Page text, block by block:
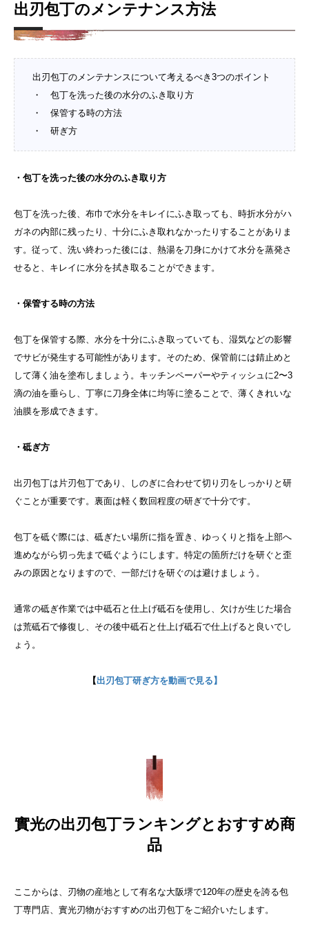
出刃包丁のメンテナンス方法
出刃包丁のメンテナンスについて考えるべき3つのポイント
・ 包丁を洗った後の水分のふき取り方
・ 保管する時の方法
・ 研ぎ方
・包丁を洗った後の水分のふき取り方
包丁を洗った後、布巾で水分をキレイにふき取っても、時折水分がハ
ガネの内部に残ったり、十分にふき取れなかったりすることがありま
す。従って、洗い終わった後には、熱湯を刀身にかけて水分を蒸発さ
せると、キレイに水分を拭き取ることができます。
・保管する時の方法
包丁を保管する際、水分を十分にふき取っていても、湿気などの影響
でサビが発生する可能性があります。そのため、保管前には錆止めと
して薄く油を塗布しましょう。キッチンペーパーやティッシュに2〜3
滴の油を垂らし、丁寧に刀身全体に均等に塗ることで、薄くきれいな
油膜を形成できます。
・砥ぎ方
出刃包丁は片刃包丁であり、しのぎに合わせて切り刃 をしっかりと研
ぐことが重要です。裏面は軽く数回程度の研ぎで十分です。
包丁を砥ぐ際には、砥ぎたい場所に指を置き、ゆっくりと指を上部へ
進めながら切っ先まで砥ぐようにします。特定の箇所だけを研ぐと歪
みの原因となりますので、一部だけを研ぐのは避けましょう。
通常の砥ぎ作業では中砥石と仕上げ砥石を使用し、欠けが生じた場合
は荒砥石で修復し、その後中砥石と仕上げ砥石で仕上げると良いでし
ょう。
【出刃包丁研ぎ方を動画で見る】
實光の出刃包丁ランキングとおすすめ商
品
ここからは、刃物の産地として有名な大阪堺で120年の歴史を誇る包
丁専門店、實光刃物がおすすめの出刃包丁をご紹介いたします。